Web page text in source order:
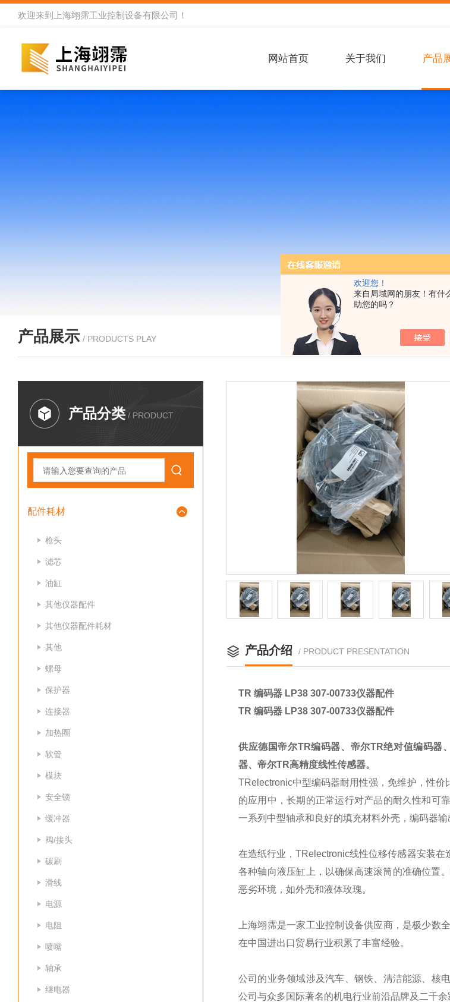
欢迎您！
来自局域网的朋友！有什
助您的吗？
欢迎来到 上海翊霈工业控制设备有限公司 ！
网站首页 关于我们 产品
产品展示 / PRODUCTS PLAY 我的位置：首页
产品分类 / PRODUCT
配件耗材
枪头
滤芯
油缸
其他仪器配件
其他仪器配件耗材
其他
螺母
保护器
连接器
加热圈
软管
模块
安全锁
缓冲器
阀/接头
碳刷
滑线
电源
电阻
喷嘴
轴承
继电器
产品介绍 / PRODUCT PRESENTATION
TR 编码器 LP38 307-00733仪器配件
TR 编码器 LP38 307-00733仪器配件
供应德国帝尔TR编码器、帝尔TR绝对值编码器
器、帝尔TR高精度线性传感器。
TRelectronic中型编码器耐用性强，免维护，性
的应用中，长期的正常运行对产品的耐久性和可
一系列中型轴承和良好的填充材料外壳，编码器
在造纸行业，TRelectronic线性位移传感器安装
各种轴向液压缸上，以确保高速滚筒的准确位置
恶劣环境，如外壳和液体玫瑰。
上海翊霈是一家工业控制设备供应商，是极少数
在中国进出口贸易行业积累了丰富经验。
公司的业务领域涉及汽车、钢铁、清洁能源、核
公司与众多国际著名的机电行业前沿品牌及二千余